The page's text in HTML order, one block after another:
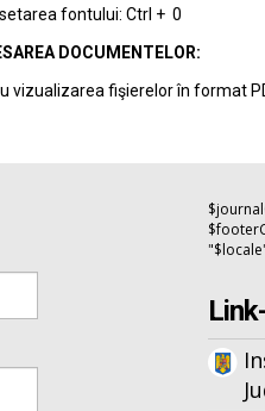
fontului: Ctrl + 0
DOCUMENTELOR:
vizualizarea fişierelor în format